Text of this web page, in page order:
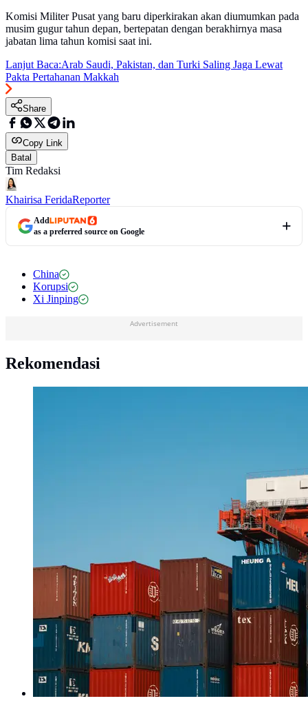
Komisi Militer Pusat yang baru diperkirakan akan diumumkan pada
musim gugur tahun depan, bertepatan dengan berakhirnya masa
jabatan lima tahun komisi saat ini.
Lanjut Baca:Arab Saudi, Pakistan, dan Turki Saling Jaga Lewat
Pakta Pertahanan Makkah
Share
Copy Link
Batal
Tim Redaksi
Khairisa FeridaReporter
Add
as a preferred source on Google
China
Korupsi
Xi Jinping
Advertisement
Rekomendasi